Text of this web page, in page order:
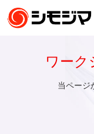
ワーク
当ページ